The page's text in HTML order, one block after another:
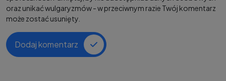
oraz unikać wulgaryzmów - w przeciwnym razie Twój komentarz
może zostać usunięty.
Dodaj komentarz